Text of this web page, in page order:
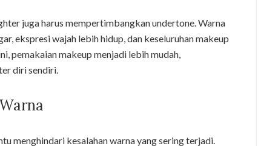
juga harus mempertimbangkan undertone. Warna
ekspresi wajah lebih hidup, dan keseluruhan makeup
pemakaian makeup menjadi lebih mudah,
diri sendiri.
menghindari kesalahan warna yang sering terjadi.